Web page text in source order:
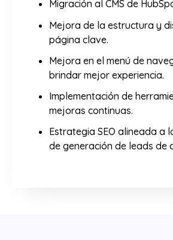
Migración al CMS de
Mejora de la estructura y
página clave.
Mejora en el menú de
brindar mejor experiencia.
Implementación de
mejoras continuas.
Estrategia SEO alineada a
de generación de leads de